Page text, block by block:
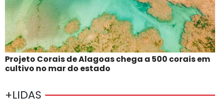
Projeto Corais de Alagoas chega a 500 corais em
cultivo no mar do estado
+LIDAS